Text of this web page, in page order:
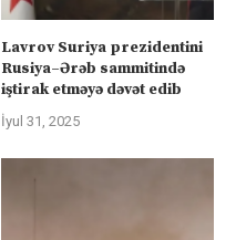
Lavrov Suriya prezidentini
Rusiya–Ərəb sammitində
iştirak etməyə dəvət edib
İyul 31, 2025